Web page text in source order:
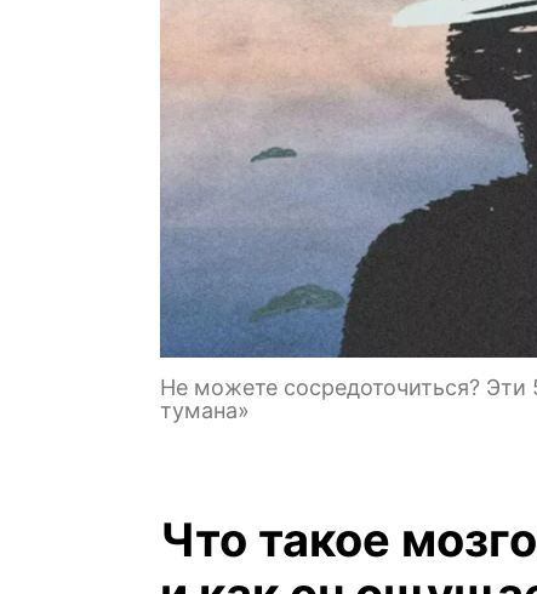
Не можете сосредоточиться? Эти
тумана»
Что такое